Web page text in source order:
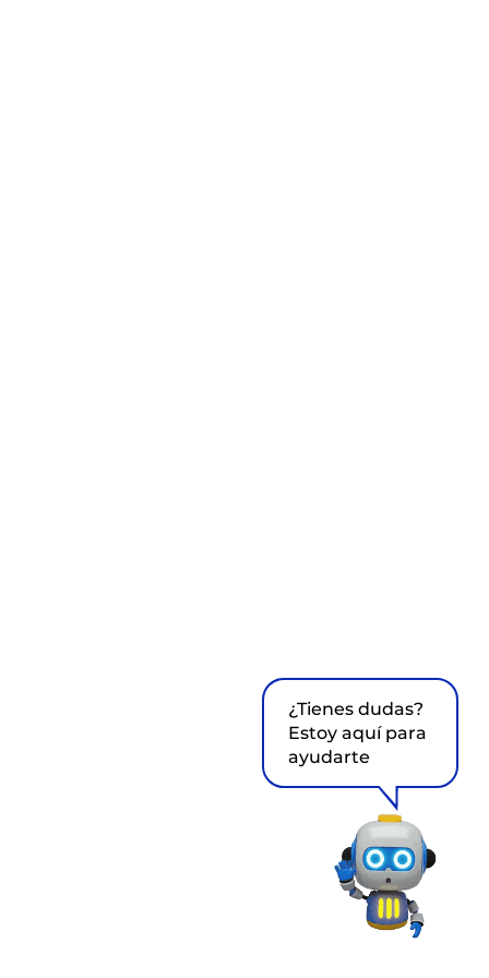
¿Tienes dudas?
Estoy aquí para
ayudarte